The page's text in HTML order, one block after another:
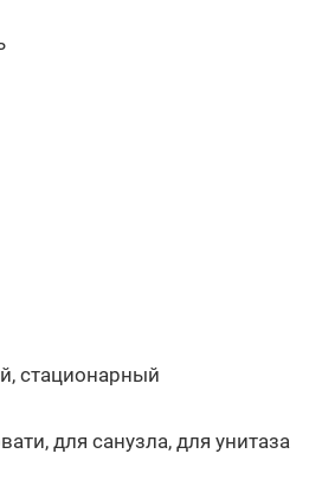
стационарный
для санузла, для унитаза